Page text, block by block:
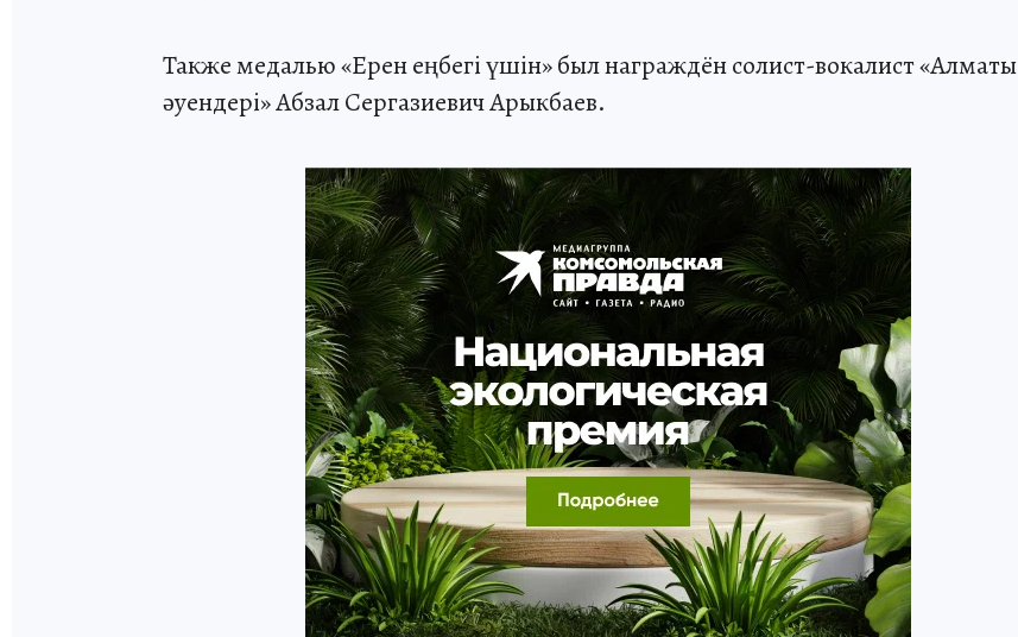
Также медалью «Ерен еңбегі үшін» был награждён солист-вокалист «Алматы
әуендері» Абзал Сергазиевич Арыкбаев.